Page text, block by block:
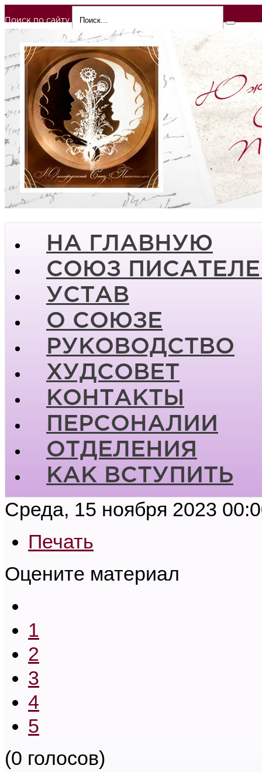
Поиск по сайту
НА ГЛАВНУЮ
СОЮЗ
УСТАВ
О СОЮЗЕ
РУКОВОДСТВО
ХУДСОВЕТ
КОНТАКТЫ
ПЕРСОНАЛИИ
ОТДЕЛЕНИЯ
КАК ВСТУПИТЬ
Среда, 15 ноября 2023
Печать
Оцените материал
1
2
3
4
5
(0 голосов)